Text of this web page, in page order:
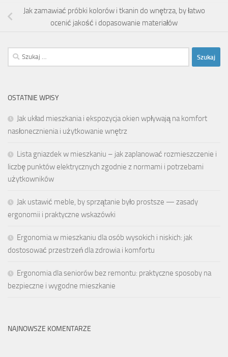
Jak zamawiać próbki kolorów i tkanin do wnętrza, by łatwo
ocenić jakość i dopasowanie materiałów
Szukaj:
OSTATNIE WPISY
Jak układ mieszkania i ekspozycja okien wpływają na komfort
nasłonecznienia i użytkowanie wnętrz
Lista gniazdek w mieszkaniu – jak zaplanować rozmieszczenie i
liczbę punktów elektrycznych zgodnie z normami i potrzebami
użytkowników
Jak ustawić meble, by sprzątanie było prostsze — zasady
ergonomii i praktyczne wskazówki
Ergonomia w mieszkaniu dla osób wysokich i niskich: jak
dostosować przestrzeń dla zdrowia i komfortu
Ergonomia dla seniorów bez remontu: praktyczne sposoby na
bezpieczne i wygodne mieszkanie
NAJNOWSZE KOMENTARZE